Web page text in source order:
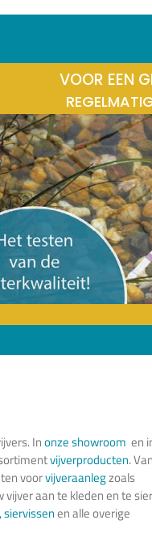
VOOR EEN
Inonze showroom en
vijverproducten. Van
voorvijveraanlegzoals
vijver aan te kleden en te
siervissenen alle overige